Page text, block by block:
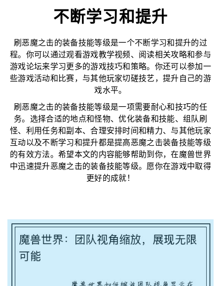
不断学习和提升
刷恶魔之击的装备技能等级是一个不断学习和提升的过
程。你可以通过观看游戏教学视频、阅读相关攻略和参与
游戏论坛来学习更多的游戏技巧和策略。你还可以参加一
些游戏活动和比赛，与其他玩家切磋技艺，提升自己的游
戏水平。
刷恶魔之击的装备技能等级是一项需要耐心和技巧的任
务。选择合适的地点和怪物、优化装备和技能、组队刷
怪、利用任务和副本、合理安排时间和精力、与其他玩家
互动以及不断学习和提升都是提高恶魔之击装备技能等级
的有效方法。希望本文的内容能够帮助到你，在魔兽世界
中迅速提升恶魔之击的装备技能等级。愿你在游戏中取得
更好的成就！